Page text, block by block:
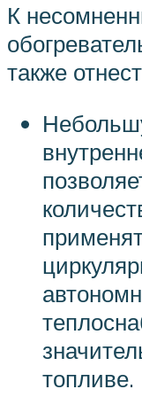
К
также
топливе.